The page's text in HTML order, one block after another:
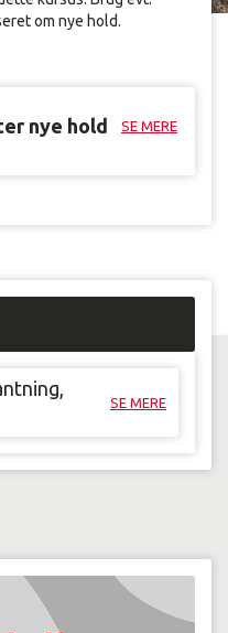
om nye hold.
nye hold SE MERE
SE MERE